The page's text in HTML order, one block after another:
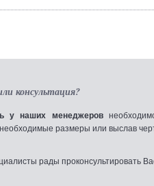
консультация?
у наших менеджеров
размеры или выслав
рады проконсультировать